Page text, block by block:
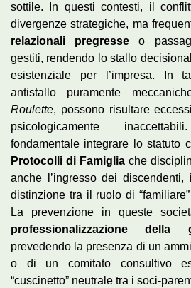
sottile. In questi contesti, il
divergenze strategiche, ma
relazionali pregresse o
gestiti, rendendo lo stallo
esistenziale per l’impresa. In
antistallo puramente
Roulette, possono risultare
psicologicamente
fondamentale integrare lo statuto
Protocolli di Famiglia che
anche l’ingresso dei
distinzione tra il ruolo di
La prevenzione in queste
professionalizzazione della
prevedendo la presenza di un
o di un comitato consultivo
“cuscinetto” neutrale tra i soci-